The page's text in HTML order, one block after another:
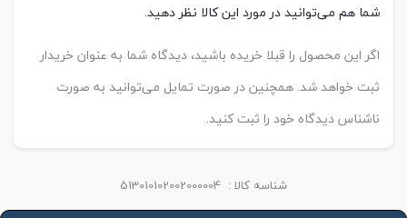
شما هم می‌توانید در مورد این کالا نظر دهید.
اگر این محصول را قبلا خریده باشید، دیدگاه شما به عنوان خریدار
ثبت خواهد شد. همچنین در صورت تمایل می‌توانید به صورت
ناشناس دیدگاه خود را ثبت کنید.
شناسه کالا : 513010102002000004